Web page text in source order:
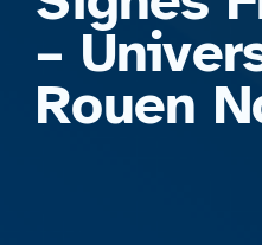
–
Rouen